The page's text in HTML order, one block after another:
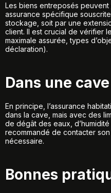
Les biens entreposés
assurance spécifique
stockage, soit par une
client. Il est crucial de vérifier
maximale assurée, types
déclaration).
Dans une cave
En principe, l’assurance
dans la cave, mais avec des
de dégât des eaux,
recommandé de contacter
nécessaire.
Bonnes